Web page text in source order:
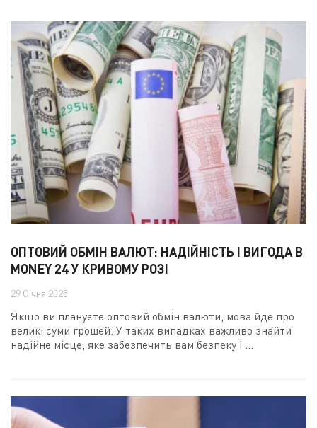
ОПТОВИЙ ОБМІН ВАЛЮТ: НАДІЙНІСТЬ І ВИГОДА В
MONEY 24 У КРИВОМУ РОЗІ
29 Січня 2025
Якщо ви плануєте оптовий обмін валюти, мова йде про
великі суми грошей. У таких випадках важливо знайти
надійне місце, яке забезпечить вам безпеку і ...